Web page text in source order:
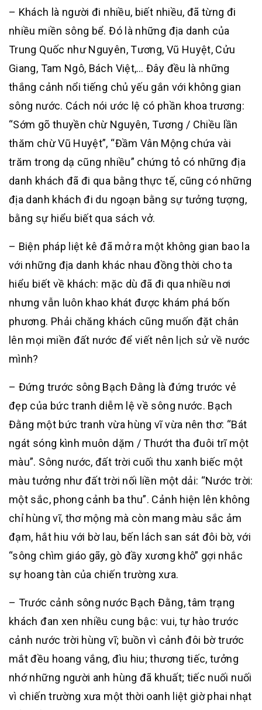
– Khách là người đi nhiều, biết nhiều, đã từng đi
nhiều miền sông bể. Đó là những địa danh của
Trung Quốc như Nguyên, Tương, Vũ Huyệt, Cửu
Giang, Tam Ngô, Bách Việt,… Đây đều là những
thắng cảnh nổi tiếng chủ yếu gắn với không gian
sông nước. Cách nói ước lệ có phần khoa trương:
“Sớm gõ thuyền chừ Nguyên, Tương / Chiều lần
thăm chừ Vũ Huyệt”, “Đầm Vân Mộng chứa vài
trăm trong dạ cũng nhiều” chứng tỏ có những địa
danh khách đã đi qua bằng thực tế, cũng có những
địa danh khách đi du ngoạn bằng sự tưởng tượng,
bằng sự hiểu biết qua sách vở.
– Biện pháp liệt kê đã mở ra một không gian bao la
với những địa danh khác nhau đồng thời cho ta
hiểu biết về khách: mặc dù đã đi qua nhiều nơi
nhưng vẫn luôn khao khát được khám phá bốn
phương. Phải chăng khách cũng muốn đặt chân
lên mọi miền đất nước để viết nên lịch sử về nước
mình?
– Đứng trước sông Bạch Đằng là đứng trước vẻ
đẹp của bức tranh diễm lệ về sông nước. Bạch
Đằng một bức tranh vừa hùng vĩ vừa nên thơ: “Bát
ngát sóng kình muôn dặm / Thướt tha đuôi trĩ một
màu”. Sông nước, đất trời cuối thu xanh biếc một
màu tưởng như đất trời nối liền một dải: “Nước trời:
một sắc, phong cảnh ba thu”. Cảnh hiện lên không
chỉ hùng vĩ, thơ mộng mà còn mang màu sắc ảm
đạm, hắt hiu với bờ lau, bến lách san sát đôi bờ, với
“sông chìm giáo gãy, gò đầy xương khô” gợi nhắc
sự hoang tàn của chiến trường xưa.
– Trước cảnh sông nước Bạch Đằng, tâm trạng
khách đan xen nhiều cung bậc: vui, tự hào trước
cảnh nước trời hùng vĩ; buồn vì cảnh đôi bờ trước
mắt đều hoang vắng, đìu hiu; thương tiếc, tưởng
nhớ những người anh hùng đã khuất; tiếc nuối nuối
vì chiến trường xưa một thời oanh liệt giờ phai nhạt